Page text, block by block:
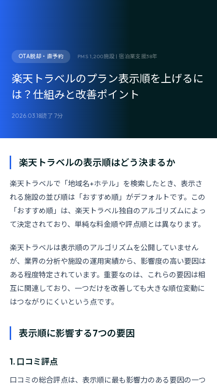
OTA脱却・直予約 PMS 1,200施設 | 宿泊業支援38年
楽天トラベルのプラン表示順を上げるに
は？仕組みと改善ポイント
2026.03.18読了 7分
楽天トラベルの表示順はどう決まるか
楽天トラベルで「地域名+ホテル」を検索したとき、表示さ
れる施設の並び順は「おすすめ順」がデフォルトです。この
「おすすめ順」は、楽天トラベル独自のアルゴリズムによっ
て決定されており、単純な料金順や評点順とは異なります。
楽天トラベルは表示順のアルゴリズムを公開していません
が、業界の分析や施設の運用実績から、影響度の高い要因は
ある程度特定されています。重要なのは、これらの要因は相
互に関連しており、一つだけを改善しても大きな順位変動に
はつながりにくいという点です。
表示順に影響する7つの要因
1. 口コミ評点
口コミの総合評点は、表示順に最も影響力のある要因の一つ